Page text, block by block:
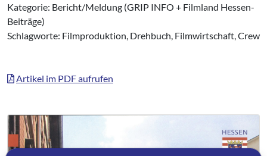
Kategorie: Bericht/Meldung (GRIP INFO + Filmland Hessen-
Beiträge)
Schlagworte: Filmproduktion, Drehbuch, Filmwirtschaft, Crew
Artikel im PDF aufrufen